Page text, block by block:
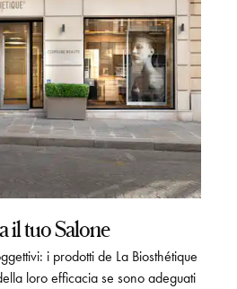
il tuo Salone
i prodotti de La Biosthétique
loro efficacia se sono adeguati